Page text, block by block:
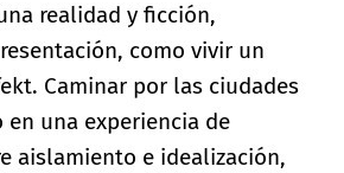
realidad y ficción,
como vivir un
Caminar por las ciudades
una experiencia de
aislamiento e idealización,